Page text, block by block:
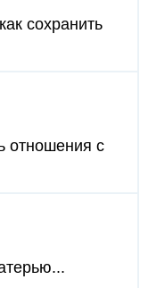
сохранить
отношения с